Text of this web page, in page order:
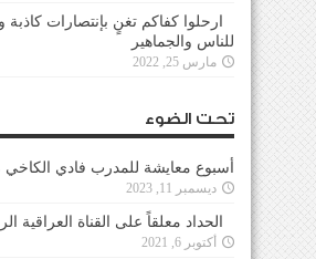
ارحلوا كفاكم تغنٍ بإنتصارات كاذبة
للناس والجماهير
مارس 25, 2022
تحت الضوء
أسبوع معايشة للمدرب فادي
ديسمبر 11, 2023
الحداد معلقاً على القناة العراقية
أكتوبر 6, 2021